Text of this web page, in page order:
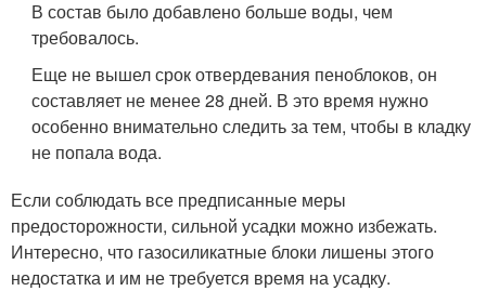
В состав было добавлено больше воды, чем
требовалось.
Еще не вышел срок отвердевания пеноблоков, он
составляет не менее 28 дней. В это время нужно
особенно внимательно следить за тем, чтобы в кладку
не попала вода.
Если соблюдать все предписанные меры
предосторожности, сильной усадки можно избежать.
Интересно, что газосиликатные блоки лишены этого
недостатка и им не требуется время на усадку.